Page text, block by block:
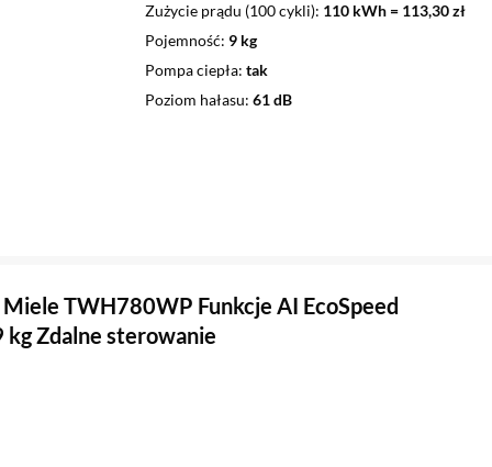
Zużycie prądu (100 cykli) 110 kWh = 113,30 zł
Pojemność 9 kg
Pompa ciepła tak
Poziom hałasu 61 dB
Miele TWH780WP Funkcje AI EcoSpeed
kg Zdalne sterowanie